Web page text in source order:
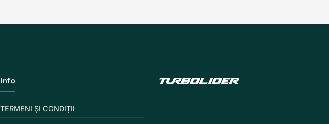
Info
TERMENI ȘI CONDIȚII